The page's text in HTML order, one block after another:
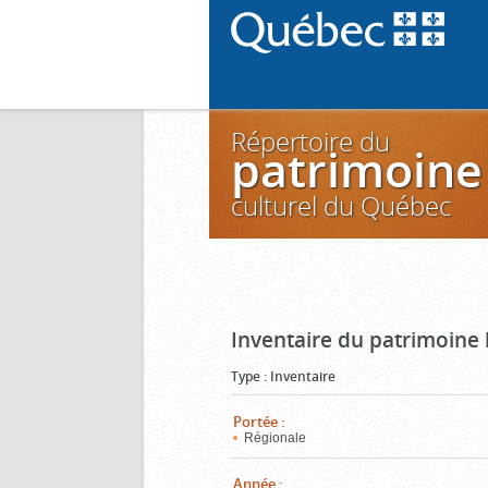
Répertoire du
patrimoine
culturel du Québec
Inventaire du patrimoine
Type : Inventaire
Portée :
Régionale